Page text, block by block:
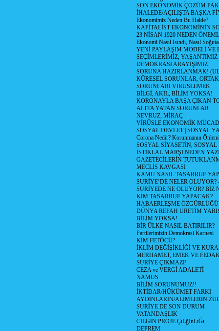
SON EKONOMİK ÇÖZÜM
İHALEDE/AÇILIŞTA BAŞKA
Ekonomimiz Neden Bu Halde?
KAPİTALİST EKONOMİNİN
23 NİSAN 1920 NEDEN
Ekonomi Nasıl Isındı, Nasıl
YENİ PAYLAŞIM MODELİ VE
SEÇİMLERİMİZ, YAŞANTIMIZ
DEMOKRASİ ARAYIŞIMIZ
SORUNA HAZIRLANMAK!
KÜRESEL SORUNLAR,
SORUNLARI VİRÜSLEMEK
BİLGİ, AKIL, BİLİM YOKSA!
KORONAYLA BAŞA ÇIKAN
ALTTA YATAN SORUNLAR
NEVRUZ, MİRAÇ
VİRÜSLE EKONOMİK
SOSYAL DEVLET | SOSYAL
Corona Nedir? Korunmanın
SOSYAL SİYASETİN,
İSTİKLAL MARŞI NEDEN
GAZETECİLERİN
MECLİS KAVGASI
KAMU NASIL TASARRUF
SURİYE’DE NELER OLUYOR?
SURİYEDE NE OLUYOR? BİZ
KİM TASARRUF YAPACAK?
HABAERLEŞME
DÜNYA REFAH ÜRETİM
BİLİM YOKSA!
BİR ÜLKE NASIL BATIRILIR?
Partilerimizin Demokrasi Karnesi
KİM FETÖCÜ?
İKLİM DEĞİŞİKLİĞİ VE
MERHAMET, EMEK VE
SURİYE ÇIKMAZI!
CEZA ve VERGİ ADALETİ
NAMUS
BİLİM SORUNUMUZ!!
İKTİDAR/HÜKÜMET FARKI
AYDINLARIN/ALİMLERİN
SURİYE DE SON DURUM
VATANDAŞLIK
CILGIN PROJE ÇıLğInLıĞı
DEPREM